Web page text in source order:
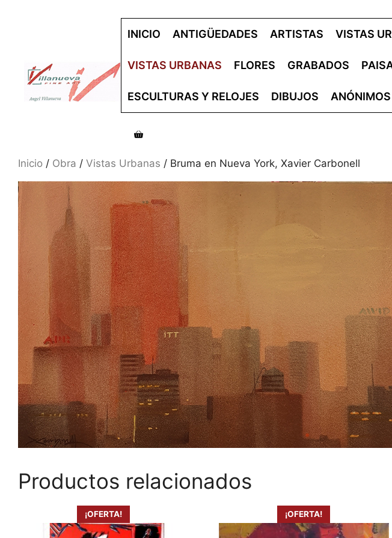
INICIO ANTIGÜEDADES ARTISTAS VISTAS
VISTAS URBANAS FLORES GRABADOS
ESCULTURAS Y RELOJES DIBUJOS ANÓNIMOS
Inicio / Obra / Vistas Urbanas / Bruma en Nueva York, Xavier Carbonell
Productos relacionados
¡OFERTA! ¡OFERTA!